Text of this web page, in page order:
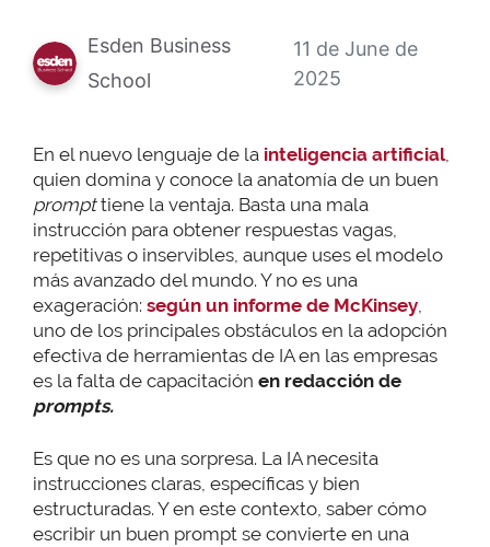
Esden Business
School
11 de June de
2025
En el nuevo lenguaje de la inteligencia artificial,
quien domina y conoce la anatomía de un buen
prompttiene la ventaja. Basta una mala
instrucción para obtener respuestas vagas,
repetitivas o inservibles, aunque uses el modelo
más avanzado del mundo. Y no es una
exageración: según un informe de McKinsey
uno de los principales obstáculos en la adopción
efectiva de herramientas de IA en las empresas
es la falta de capacitación en redacción de
prompts.
Es que no es una sorpresa. La IA necesita
instrucciones claras, específicas y bien
estructuradas. Y en este contexto, saber cómo
escribir un buen prompt se convierte en una